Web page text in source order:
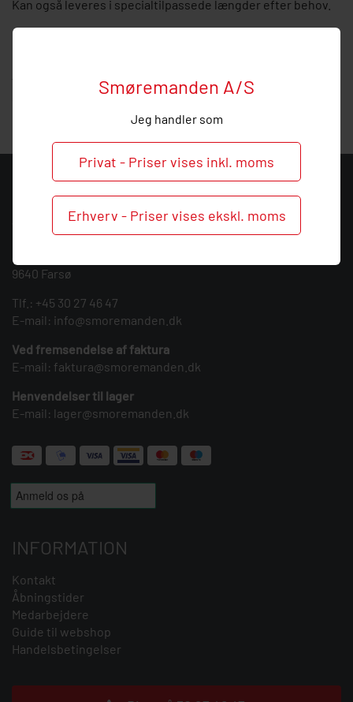
Smøremanden A/S
Jeg handler som
Privat - Priser vises inkl. moms
Erhverv - Priser vises ekskl. moms
Kan også leveres i specialtilpassede længder efter behov.
Prisen er pr. meter
vejledning, så ring endelig ved behov for rådgivning og
spørgsmål til denne vikkelflex slange.
KONTAKT
Smøremanden A/S
CVR: 39683717
9640 Farsø
Tlf.: +45 30 27 46 47
E-mail: info@smoremanden.dk
Ved fremsendelse af faktura
E-mail: faktura@smoremanden.dk
Henvendelser til lager
E-mail: lager@smoremanden.dk
INFORMATION
Kontakt
Åbningstider
Medarbejdere
Guide til webshop
Handelsbetingelser